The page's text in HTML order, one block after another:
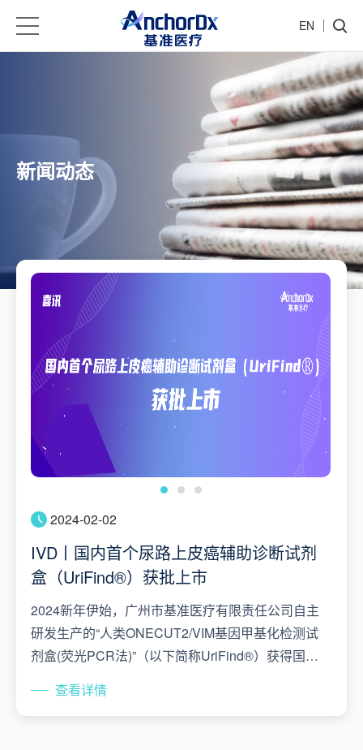
EN
新闻动态
2024-02-02
IVD丨国内首个尿路上皮癌辅助诊断试剂
盒（UriFind®）获批上市
2024新年伊始，广州市基准医疗有限责任公司自主
研发生产的“人类ONECUT2/VIM基因甲基化检测试
剂盒(荧光PCR法)”（以下简称UriFind®）获得国家
（国械注准20243400221）[1]。
查看详情
2023-02-09
2023-02-09